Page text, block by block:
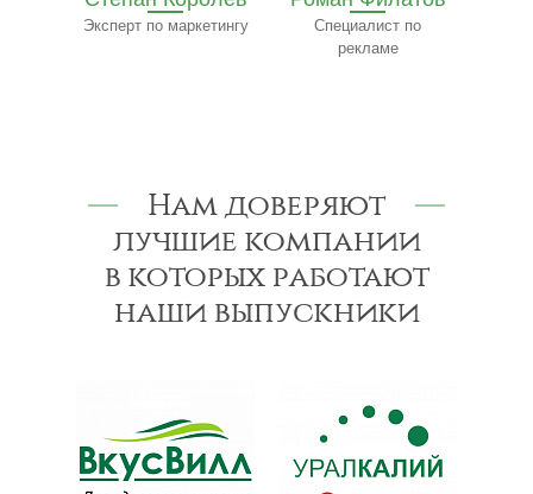
Специалист по
Трофимов
Эксперт-консультант
Нам доверяют
лучшие компании
в которых работают
наши выпускники